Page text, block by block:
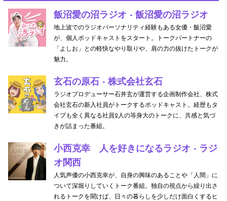
飯沼愛の沼ラジオ - 飯沼愛の沼ラジオ
地上波でのラジオパーソナリティ経験もある女優・飯沼愛
が、個人ポッドキャストをスタート。トークパートナーの
「よしお」との軽快なやり取りや、肩の力の抜けたトークが
魅力。
玄石の原石 - 株式会社玄石
ラジオプロデューサー石井玄が運営する企画制作会社、株式
会社玄石の新入社員がトークするポッドキャスト。経歴もタ
イプも全く異なる社員2人の等身大のトークに、共感と気づ
きが詰まった番組。
小西克幸 人を好きになるラジオ - ラジ
オ関西
人気声優の小西克幸が、自身の興味のあることや「人間」に
ついて深堀りしていくトーク番組。独自の視点から繰り出さ
れるトークを聞けば、日々の暮らしを少しだけ面白くするヒ